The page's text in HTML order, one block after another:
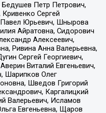
Петр Петрович,
Сергей
Юрьевич, Шнырова
Айратовна, Сидорович
Алексеевич,
Ривина Анна Валерьевна,
Сергей Георгиевич,
Виталий Евгеньевич,
Шарипков Олег
Шведов Григорий
Каргалицкий
Валерьевич, Исламов
Евгеньевна, Щаров